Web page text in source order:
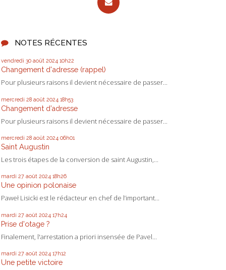
NOTES RÉCENTES
vendredi 30 août 2024 10h22
Changement d'adresse (rappel)
Pour plusieurs raisons il devient nécessaire de passer...
mercredi 28 août 2024 18h53
Changement d’adresse
Pour plusieurs raisons il devient nécessaire de passer...
mercredi 28 août 2024 06h01
Saint Augustin
Les trois étapes de la conversion de saint Augustin,...
mardi 27 août 2024 18h26
Une opinion polonaise
Paweł Lisicki est le rédacteur en chef de l’important...
mardi 27 août 2024 17h24
Prise d'otage ?
Finalement, l'arrestation a priori insensée de Pavel...
mardi 27 août 2024 17h12
Une petite victoire